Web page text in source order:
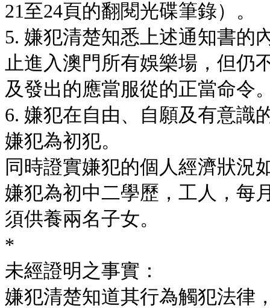
21至24頁的翻閱光碟筆錄）。
5. 嫌犯清楚知悉上述通知書的
止進入澳門所有娛樂場，但仍
及發出的應當服從的正當命令
6. 嫌犯在自由、自願及有意識
嫌犯為初犯。
同時證實嫌犯的個人經濟狀況
嫌犯為初中二學歷，工人，每
須供養兩名子女。
*
未經證明之事實：
嫌犯清楚知道其行為觸犯法律